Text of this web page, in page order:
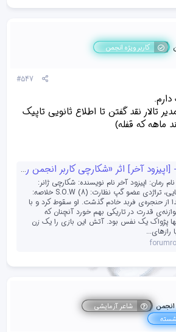
کاربر ویژه انجمن
#547
تالار نقد گفتن تا اطلاع ثانویی تاپیک
ماهه که قفله)
آخر] اثر «شکارچی کاربر انجمن رمان‌بوک»
رمان: اپیزود آخر نام نویسنده: شکارچی ژانر:
جنایی، معمایی، تراژدی عضو گپ نظارت: (S.O.W (8 خلاصه:
از حنجره‌ی فربد خادم گذشت. او سقوط کرد و با
قدرت در تاریکی بهم خورد آنچنان که
پژواک یک نفس بود. آتش این بازی را یک زن
رازهای...
انجمن
شاعر آزمایشی